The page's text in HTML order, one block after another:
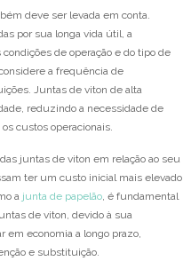
deve ser levada em conta.
por sua longa vida útil, a
de operação e do tipo de
a frequência de
Juntas de viton de alta
reduzindo a necessidade de
custos operacionais.
das juntas de viton em relação ao seu
ter um custo inicial mais elevado
a junta de papelão, é fundamental
de viton, devido à sua
economia a longo prazo,
e substituição.